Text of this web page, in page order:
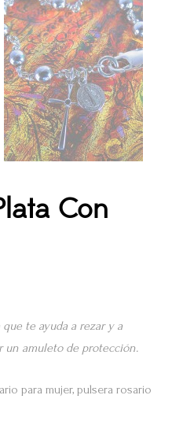
Con
te ayuda a rezar y a
un amuleto de protección.
para mujer, pulsera rosario